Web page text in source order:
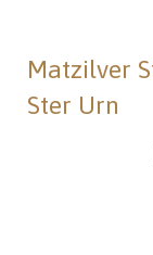
Matzilver
Ster Urn